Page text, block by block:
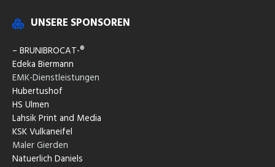
UNSERE SPONSOREN
– BRUNIBROCAT-®
Edeka Biermann
EMK-Dienstleistungen
Hubertushof
HS Ulmen
Lahsik Print and Media
KSK Vulkaneifel
Maler Gierden
Natuerlich Daniels